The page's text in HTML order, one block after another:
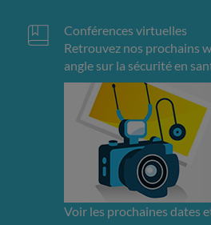
Conférences virtuelles
Retrouvez nos prochains
angle sur la sécurité en
Voir les prochaines dates